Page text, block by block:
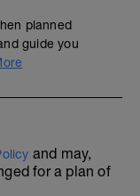
planned
guide you
and may,
for a plan of